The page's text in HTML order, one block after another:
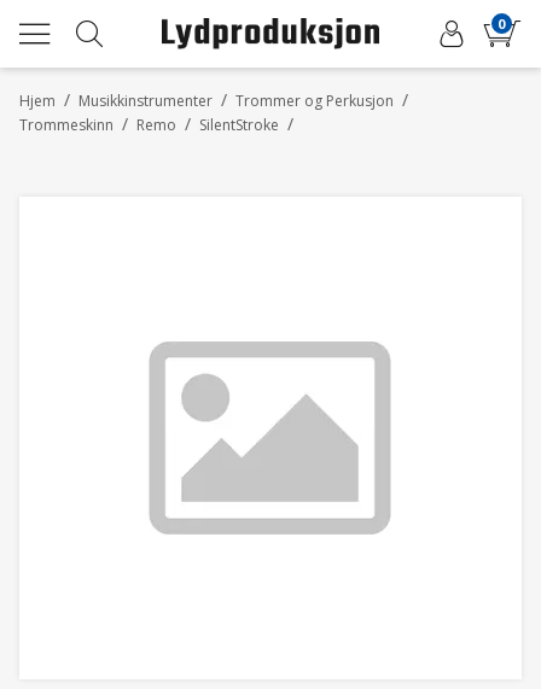
0
/
Hjem /
Musikkinstrumenter /
Trommer og Perkusjon
/
Trommeskinn /
Remo /
SilentStroke